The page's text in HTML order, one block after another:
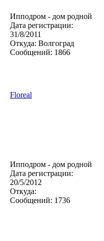
Ипподром - дом родной
Дата регистрации:
31/8/2011
Откуда: Волгоград
Сообщений: 1866
Floreal
Ипподром - дом родной
Дата регистрации:
20/5/2012
Откуда:
Сообщений: 1736